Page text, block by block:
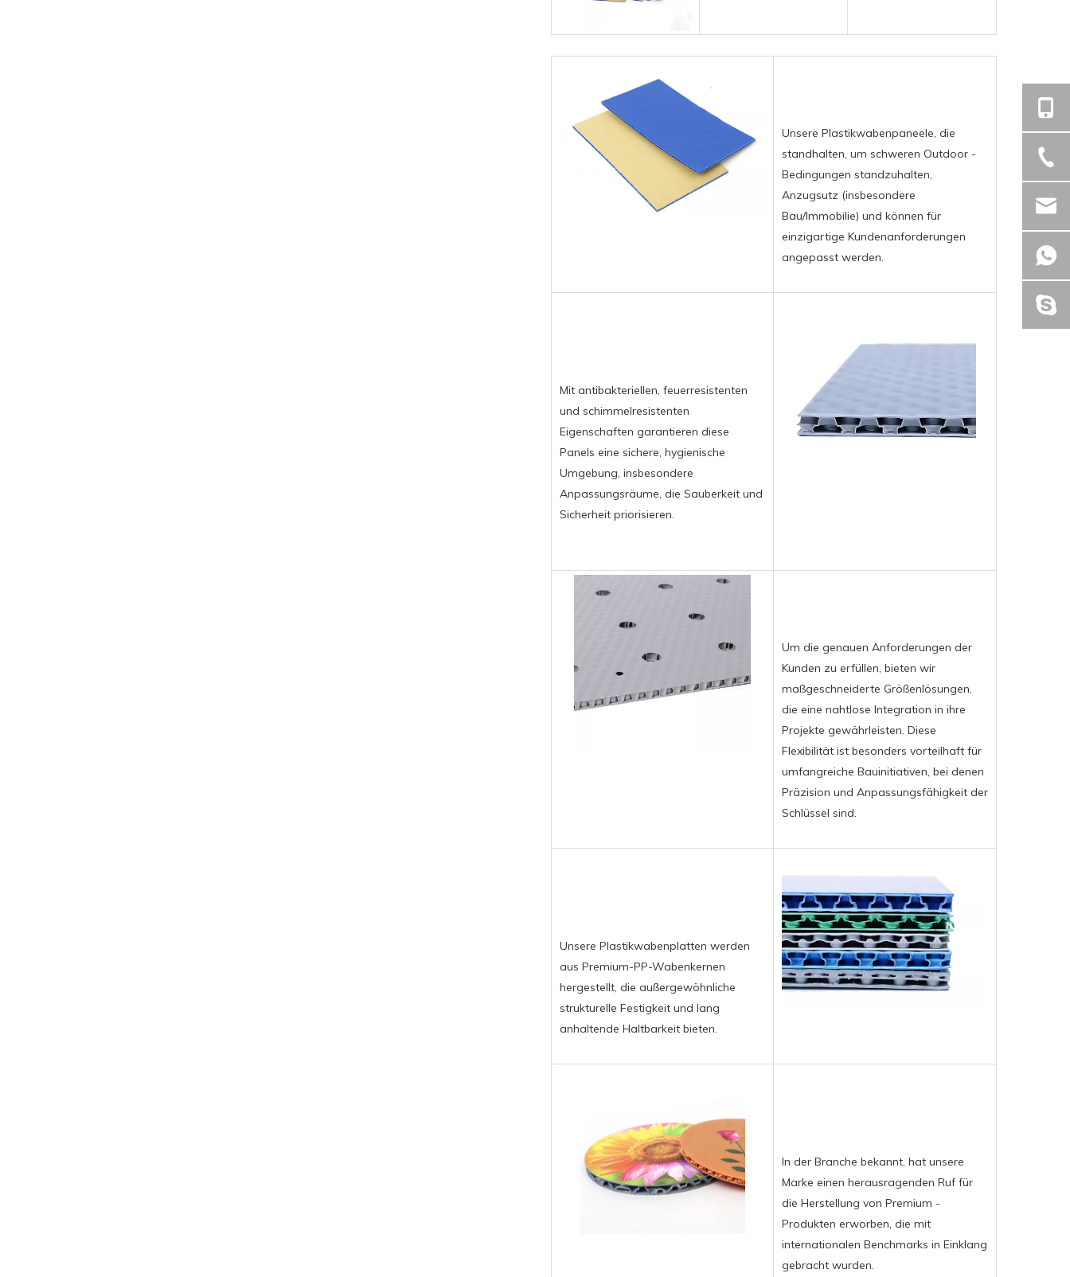
Unsere Plastikwabenpaneele, die
standhalten, um schweren Outdoor -
Bedingungen standzuhalten,
Anzugsutz (insbesondere
Bau/Immobilie) und können für
einzigartige Kundenanforderungen
angepasst werden.
Mit antibakteriellen, feuerresistenten
und schimmelresistenten
Eigenschaften garantieren diese
Panels eine sichere, hygienische
Umgebung, insbesondere
Anpassungsräume, die Sauberkeit und
Sicherheit priorisieren.
Um die genauen Anforderungen der
Kunden zu erfüllen, bieten wir
maßgeschneiderte Größenlösungen,
die eine nahtlose Integration in ihre
Projekte gewährleisten. Diese
Flexibilität ist besonders vorteilhaft für
umfangreiche Bauinitiativen, bei denen
Präzision und Anpassungsfähigkeit der
Schlüssel sind.
Unsere Plastikwabenplatten werden
aus Premium-PP-Wabenkernen
hergestellt, die außergewöhnliche
strukturelle Festigkeit und lang
anhaltende Haltbarkeit bieten.
In der Branche bekannt, hat unsere
Marke einen herausragenden Ruf für
die Herstellung von Premium -
Produkten erworben, die mit
internationalen Benchmarks in Einklang
gebracht wurden.